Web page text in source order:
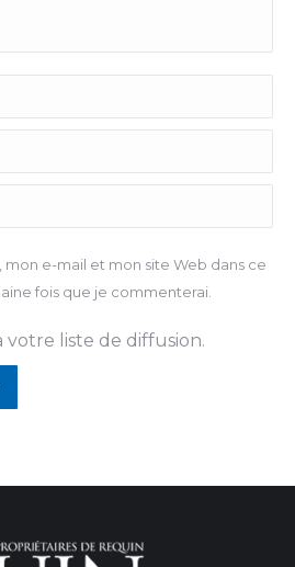
mon e-mail et mon site Web dans ce
fois que je commenterai.
votre liste de diffusion.